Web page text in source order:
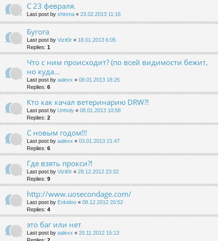
С 23 февраля.
Last post by shinma « 23.02.2013 11:16
Бугога
Last post by Vizit0r « 18.01.2013 6:05
Replies: 1
Что с ним происходит? (по всей видимости бежит,
но куда...
Last post by aalexx « 08.01.2013 18:25
Replies: 6
Кто как качал ветеринарию DRW?!
Last post by Unholy « 08.01.2013 10:58
Replies: 2
С новым годом!!!
Last post by aalexx « 03.01.2013 21:47
Replies: 6
Где взять прокси?!
Last post by Vizit0r « 28.12.2012 23:32
Replies: 9
http://www.uosecondage.com/
Last post by Enkidoo « 08.12.2012 20:52
Replies: 4
это баг или нет
Last post by aalexx « 20.11.2012 15:13